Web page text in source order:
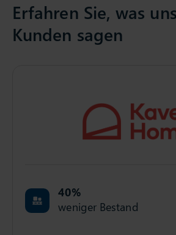
Erfahren Sie, was
Kunden sagen
40%
weniger Bestand